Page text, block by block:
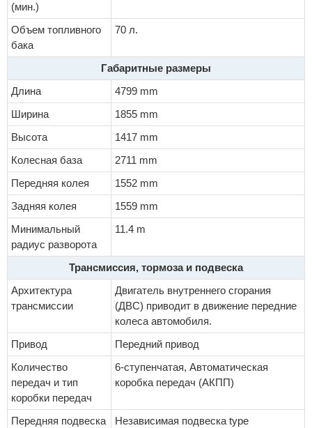
(мин.)
Объем топливного
бака
70 л.
Габаритные размеры
Длина
4799 mm
Ширина
1855 mm
Высота
1417 mm
Колесная база
2711 mm
Передняя колея
1552 mm
Задняя колея
1559 mm
Минимальный
радиус разворота
11.4 m
Трансмиссия, тормоза и подвеска
Архитектура
трансмиссии
Двигатель внутреннего сгорания
(ДВС) приводит в движение передние
колеса автомобиля.
Привод
Передний привод
Количество
передач и тип
коробки передач
6-ступенчатая, Автоматическая
коробка передач (АКПП)
Передняя подвеска
Независимая подвеска type